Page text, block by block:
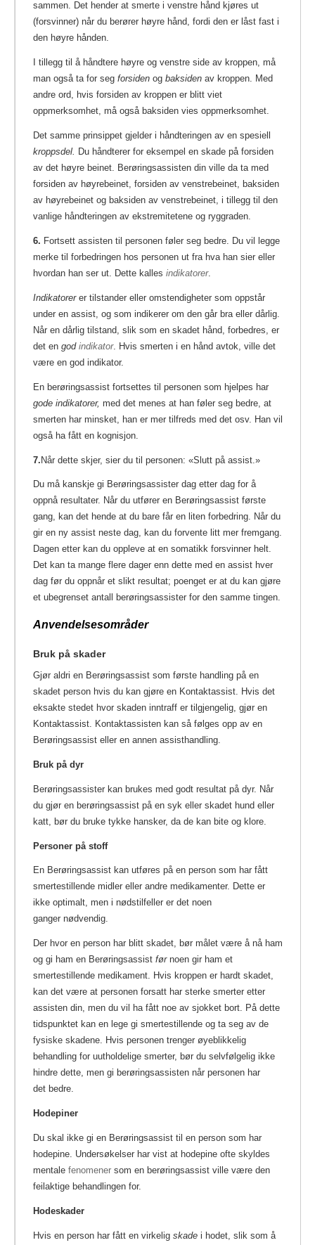
sammen. Det hender at smerte i venstre hånd kjøres ut
(forsvinner) når du berører høyre hånd, fordi den er låst fast i
den høyre hånden.
I tillegg til å håndtere høyre og venstre side av kroppen, må
man også ta for seg forsiden og baksiden av kroppen. Med
andre ord, hvis forsiden av kroppen er blitt viet
oppmerksomhet, må også baksiden vies oppmerksomhet.
Det samme prinsippet gjelder i håndteringen av en spesiell
kroppsdel. Du håndterer for eksempel en skade på forsiden
av det høyre beinet. Berøringsassisten din ville da ta med
forsiden av høyrebeinet, forsiden av venstrebeinet, baksiden
av høyrebeinet og baksiden av venstrebeinet, i tillegg til den
vanlige håndteringen av ekstremitetene og ryggraden.
6. Fortsett assisten til personen føler seg bedre. Du vil legge
merke til forbedringen hos personen ut fra hva han sier eller
hvordan han ser ut. Dette kalles indikatorer.
Indikatorerer tilstander eller omstendigheter som oppstår
under en assist, og som indikerer om den går bra eller dårlig.
Når en dårlig tilstand, slik som en skadet hånd, forbedres, er
det en god indikator. Hvis smerten i en hånd avtok, ville det
være en god indikator.
En berøringsassist fortsettes til personen som hjelpes har
gode indikatorer, med det menes at han føler seg bedre, at
smerten har minsket, han er mer tilfreds med det osv. Han vil
også ha fått en kognisjon.
7.Når dette skjer, sier du til personen: «Slutt på assist.»
Du må kanskje gi Berøringsassister dag etter dag for å
oppnå resultater. Når du utfører en Berøringsassist første
gang, kan det hende at du bare får en liten forbedring. Når du
gir en ny assist neste dag, kan du forvente litt mer fremgang.
Dagen etter kan du oppleve at en somatikk forsvinner helt.
Det kan ta mange flere dager enn dette med en assist hver
dag før du oppnår et slikt resultat; poenget er at du kan gjøre
et ubegrenset antall berøringsassister for den samme tingen.
Anvendelsesområder
Bruk på skader
Gjør aldri en Berøringsassist som første handling på en
skadet person hvis du kan gjøre en Kontaktassist. Hvis det
eksakte stedet hvor skaden inntraff er tilgjengelig, gjør en
Kontaktassist. Kontaktassisten kan så følges opp av en
Berøringsassist eller en annen assisthandling.
Bruk på dyr
Berøringsassister kan brukes med godt resultat på dyr. Når
du gjør en berøringsassist på en syk eller skadet hund eller
katt, bør du bruke tykke hansker, da de kan bite og klore.
Personer på stoff
En Berøringsassist kan utføres på en person som har fått
smertestillende midler eller andre medikamenter. Dette er
ikke optimalt, men i nødstilfeller er det noen
ganger nødvendig.
Der hvor en person har blitt skadet, bør målet være å nå ham
og gi ham en Berøringsassist førnoen gir ham et
smertestillende medikament. Hvis kroppen er hardt skadet,
kan det være at personen forsatt har sterke smerter etter
assisten din, men du vil ha fått noe av sjokket bort. På dette
tidspunktet kan en lege gi smertestillende og ta seg av de
fysiske skadene. Hvis personen trenger øyeblikkelig
behandling for uutholdelige smerter, bør du selvfølgelig ikke
hindre dette, men gi berøringsassisten når personen har
det bedre.
Hodepiner
Du skal ikke gi en Berøringsassist til en person som har
hodepine. Undersøkelser har vist at hodepine ofte skyldes
mentale fenomener som en berøringsassist ville være den
feilaktige behandlingen for.
Hodeskader
Hvis en person har fått en virkelig skade i hodet, slik som å